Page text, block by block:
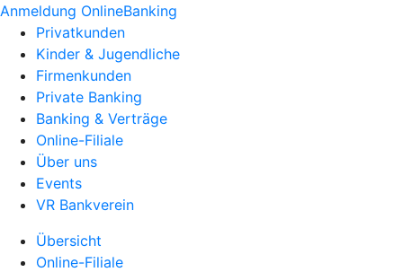
Anmeldung OnlineBanking
Privatkunden
Kinder & Jugendliche
Firmenkunden
Private Banking
Banking & Verträge
Online-Filiale
Über uns
Events
VR Bankverein
Übersicht
Online-Filiale